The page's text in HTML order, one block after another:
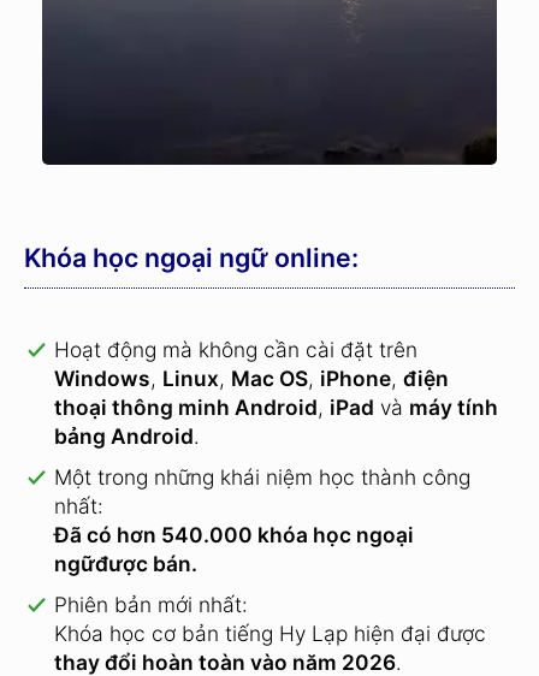
Khóa học ngoại ngữ online:
Hoạt động mà không cần cài đặt trên
Windows, Linux, Mac OS, iPhone, điện
thoại thông minh Android, iPad và máy tính
bảng Android.
Một trong những khái niệm học thành công
nhất:
Đã có hơn 540.000 khóa học ngoại
ngữđược bán.
Phiên bản mới nhất:
Khóa học cơ bản tiếng Hy Lạp hiện đại được
thay đổi hoàn toàn vào năm 2026.